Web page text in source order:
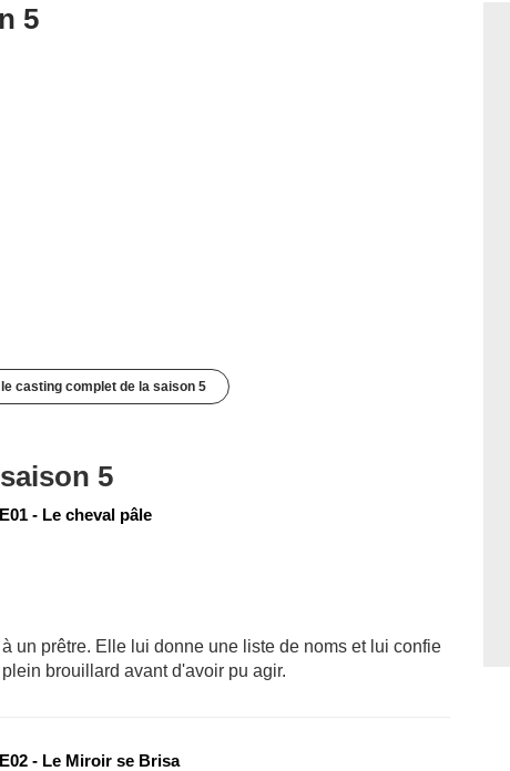
5
casting complet de la saison 5
5
- Le cheval pâle
un prêtre. Elle lui donne une liste de noms et lui confie
brouillard avant d'avoir pu agir.
- Le Miroir se Brisa